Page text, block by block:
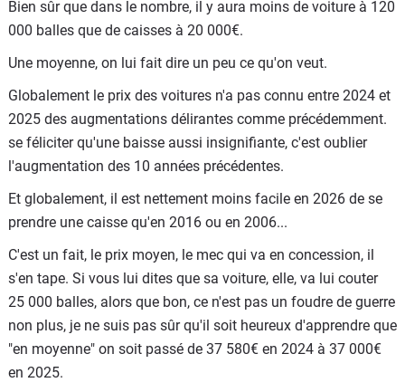
Autre petite information passée inaperçue.
La fameuse taxe de 02€ par "petit" colis.
Votée pour un prévisionnel de recette de plus de 450
millions/an.
Elle rapportera péniblement 25 millions.
Entre temps l'activité des centres de réception de ces colis
Pas d'emploi...
Mais nos voisins Européens eux par contre réceptionnent
lesdits colis qui sont par la suite toujours acheminés en
France.
Mais pas d'inquiétude, les 450 millions prévus se sont
Bien sûr que dans le nombre, il y aura moins de voiture à 120
000 balles que de caisses à 20 000€.
Une moyenne, on lui fait dire un peu ce qu'on veut.
Globalement le prix des voitures n'a pas connu entre 2024 et
2025 des augmentations délirantes comme précédemment.
se féliciter qu'une baisse aussi insignifiante, c'est oublier
l'augmentation des 10 années précédentes.
Et globalement, il est nettement moins facile en 2026 de se
prendre une caisse qu'en 2016 ou en 2006...
C'est un fait, le prix moyen, le mec qui va en concession, il
s'en tape. Si vous lui dites que sa voiture, elle, va lui couter
25 000 balles, alors que bon, ce n'est pas un foudre de guerre
non plus, je ne suis pas sûr qu'il soit heureux d'apprendre que
"en moyenne" on soit passé de 37 580€ en 2024 à 37 000€
en 2025.